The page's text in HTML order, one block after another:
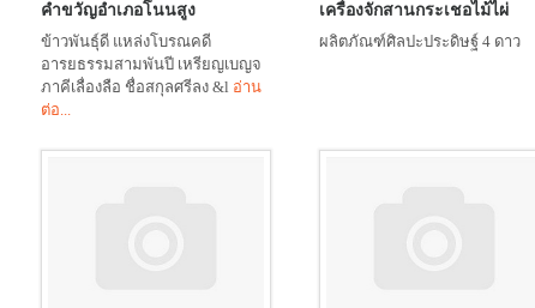
คำขวัญอำเภอโนนสูง
ข้าวพันธุ์ดี แหล่งโบรณคดี
อารยธรรมสามพันปี เหรียญเบญจ
ภาคีเลื่องลือ ชื่อสกุลศรีลง &l อ่าน
ต่อ...
เครื่องจักสานกระเชอไม้ไผ่
ผลิตภัณฑ์ศิลปะประดิษฐ์ 4 ดาว